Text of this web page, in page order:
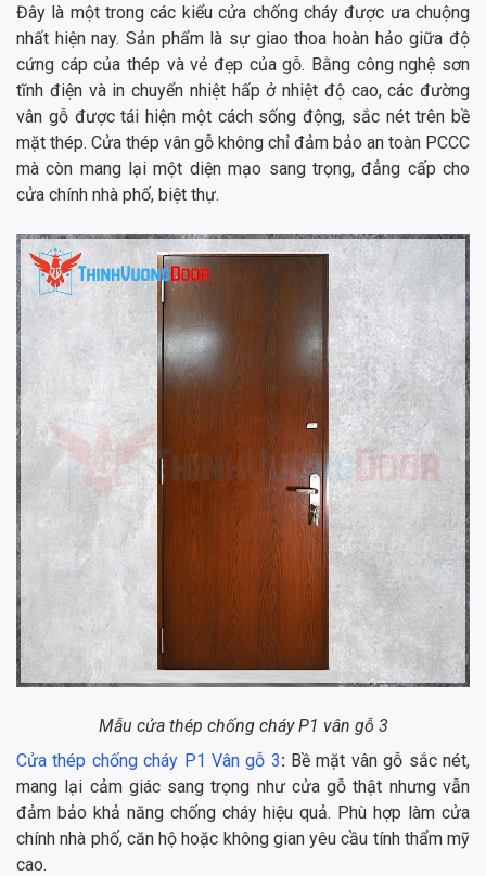
Đây là một trong các kiểu cửa chống cháy được ưa chuộng
nhất hiện nay. Sản phẩm là sự giao thoa hoàn hảo giữa độ
cứng cáp của thép và vẻ đẹp của gỗ. Bằng công nghệ sơn
tĩnh điện và in chuyển nhiệt hấp ở nhiệt độ cao, các đường
vân gỗ được tái hiện một cách sống động, sắc nét trên bề
mặt thép. Cửa thép vân gỗ không chỉ đảm bảo an toàn PCCC
mà còn mang lại một diện mạo sang trọng, đẳng cấp cho
cửa chính nhà phố, biệt thự.
Mẫu cửa thép chống cháy P1 vân gỗ 3
Cửa thép chống cháy P1 Vân gỗ 3: Bề mặt vân gỗ sắc nét,
mang lại cảm giác sang trọng như cửa gỗ thật nhưng vẫn
đảm bảo khả năng chống cháy hiệu quả. Phù hợp làm cửa
chính nhà phố, căn hộ hoặc không gian yêu cầu tính thẩm mỹ
cao.